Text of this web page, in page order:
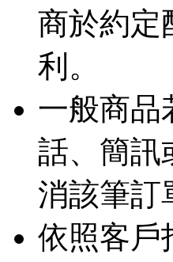
商於約定
利。
一般商品
話、簡訊
消該筆訂
依照客戶